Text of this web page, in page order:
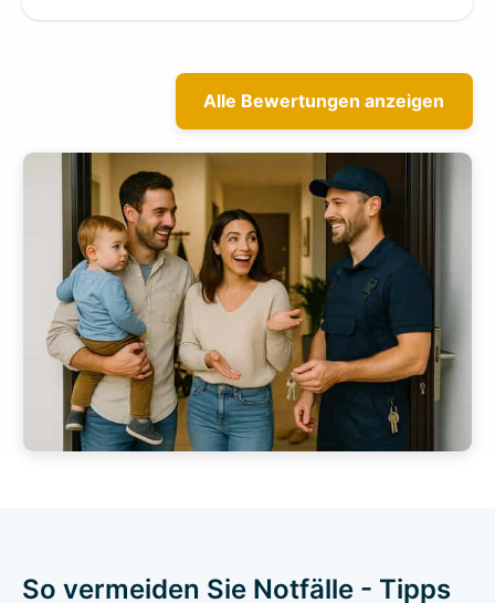
Alle Bewertungen anzeigen
So vermeiden Sie Notfälle - Tipps